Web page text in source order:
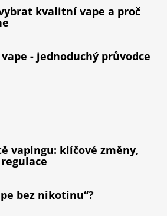
kvalitní vape a proč
- jednoduchý průvodce
vapingu: klíčové změny,
bez nikotinu“?